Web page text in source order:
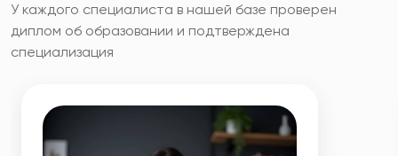
У каждого специалиста в нашей базе проверен
диплом об образовании и подтверждена
специализация